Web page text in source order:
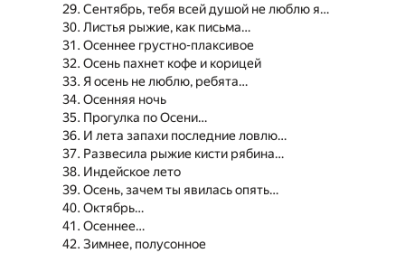
Сентябрь, тебя всей душой не люблю я…
Листья рыжие, как письма…
Осеннее грустно-плаксивое
Осень пахнет кофе и корицей
Я осень не люблю, ребята…
Осенняя ночь
Прогулка по Осени…
И лета запахи последние ловлю…
Развесила рыжие кисти рябина…
Индейское лето
Осень, зачем ты явилась опять…
Октябрь…
Осеннее…
Зимнее, полусонное